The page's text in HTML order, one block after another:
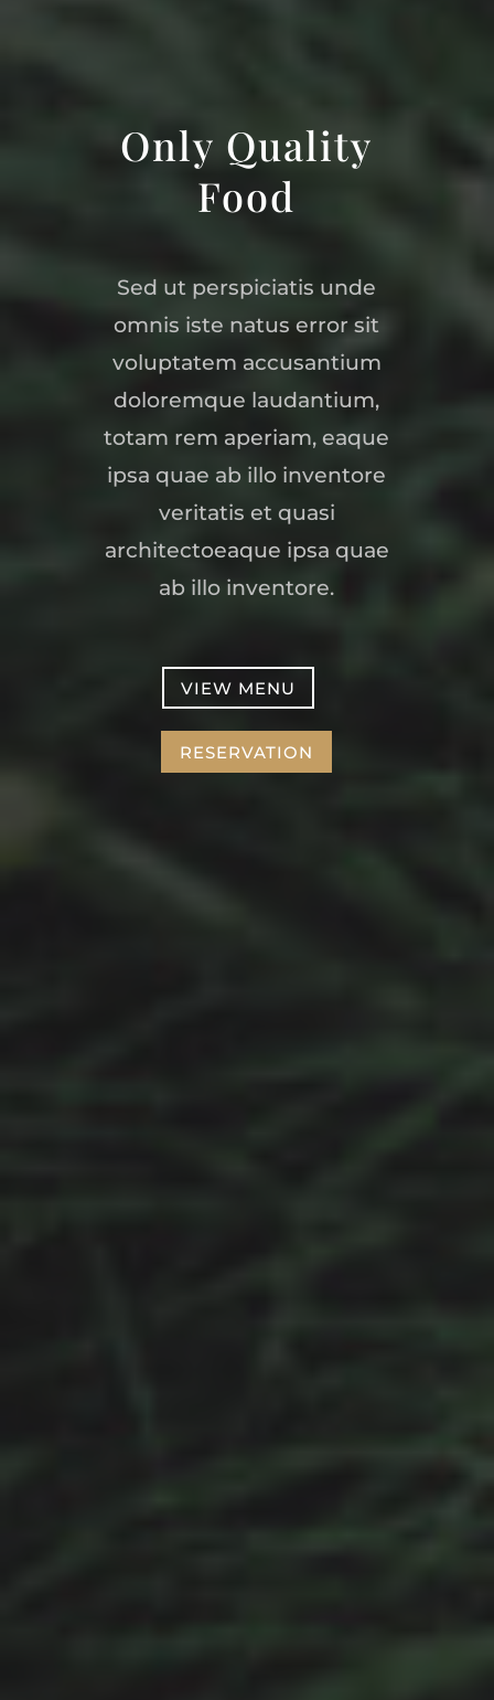
Only Quality
Food
Sed ut perspiciatis unde
omnis iste natus error sit
voluptatem accusantium
doloremque laudantium,
totam rem aperiam, eaque
ipsa quae ab illo inventore
veritatis et quasi
architectoeaque ipsa quae
ab illo inventore.
VIEW MENU
RESERVATION